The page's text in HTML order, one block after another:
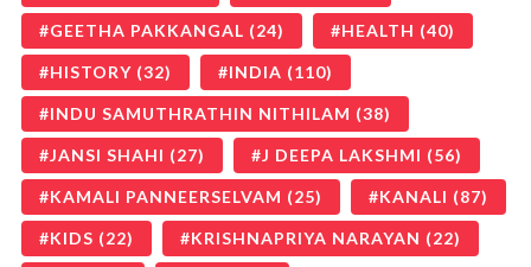
GEETHA PAKKANGAL (24) HEALTH (40)
HISTORY (32) INDIA (110)
INDU SAMUTHRATHIN NITHILAM (38)
JANSI SHAHI (27) J DEEPA LAKSHMI (56)
KAMALI PANNEERSELVAM (25) KANALI (87)
KIDS (22) KRISHNAPRIYA NARAYAN (22)